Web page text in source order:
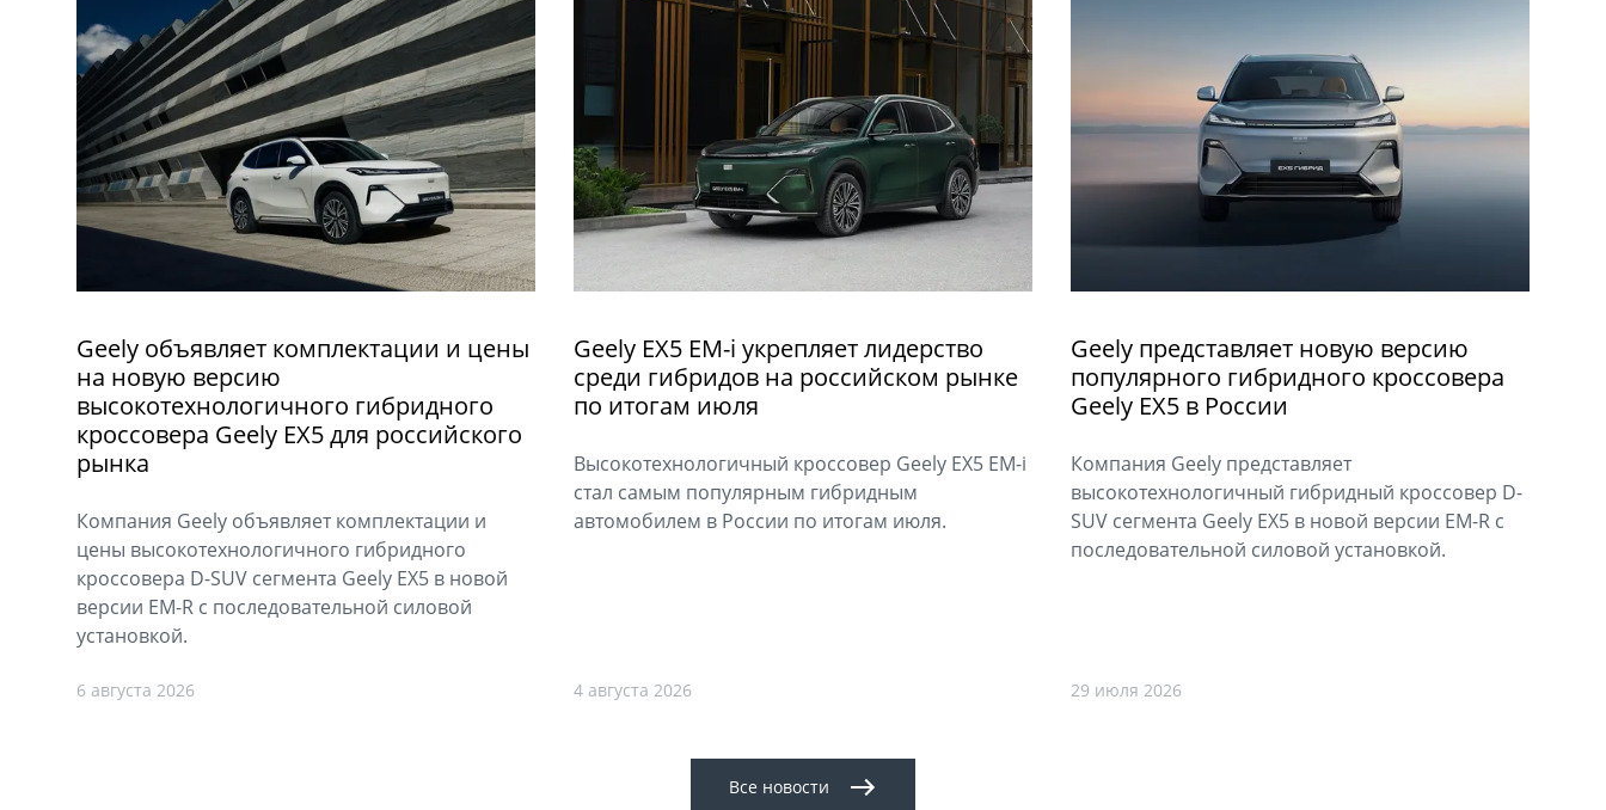
Geely объявляет комплектации и цены
на новую версию
высокотехнологичного гибридного
кроссовера Geely EX5 для российского
рынка
Компания Geely объявляет комплектации и
цены высокотехнологичного гибридного
кроссовера D-SUV сегмента Geely EX5 в новой
версии EM-R с последовательной силовой
установкой.
6 августа 2026
Geely EX5 EM-i укрепляет лидерство
среди гибридов на российском рынке
по итогам июля
Высокотехнологичный кроссовер Geely EX5 EM-i
стал самым популярным гибридным
автомобилем в России по итогам июля.
4 августа 2026
Geely представляет новую версию
популярного гибридного кроссовера
Geely EX5 в России
Компания Geely представляет
высокотехнологичный гибридный кроссовер D-
SUV сегмента Geely EX5 в новой версии EM-R с
последовательной силовой установкой.
29 июля 2026
Все новости